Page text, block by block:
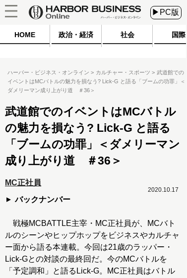
▶PC版
HOME 政治・経済 社会 国際
ハーバー・ビジネス・オンライン カルチャー・スポーツ
武道館での
イベントはMCバトルの魅力を損なう? Lick-G と語る「ブームの功罪」＜
ダメリーマン成り上がり道 ＃36＞
武道館でのイベントはMCバトル
の魅力を損なう? Lick-G と語る
「ブームの功罪」＜ダメリーマン
成り上がり道 ＃36＞
MC正社員
バックナンバー
2020.10.17
戦極MCBATTLE主宰・MC正社員が、MCバト
ルのシーンやヒップホップをビジネスやカルチャ
ー面から語る本連載。今回は21歳のラッパー・
Lick-Gとの対談の最終回だ。今のMCバトルを
「予定調和」と語るLick-G。MC正社員はバトル